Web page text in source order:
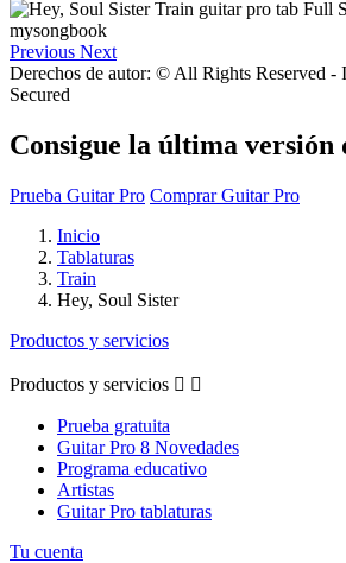
Previous Next
Derechos de autor: © All Rights Reserved -
Secured
Consigue la última
Prueba Guitar Pro Comprar Guitar Pro
Inicio
Tablaturas
Train
Hey, Soul Sister
Productos y servicios
Productos y servicios  
Prueba gratuita
Guitar Pro 8 Novedades
Programa educativo
Artistas
Guitar Pro tablaturas
Tu cuenta